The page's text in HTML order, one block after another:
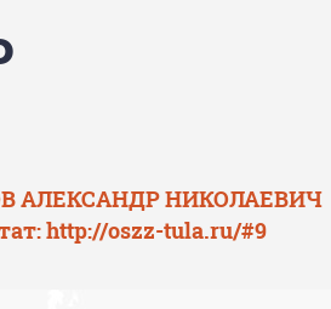
АЛЕКСАНДР НИКОЛАЕВИЧ
http://oszz-tula.ru/#9